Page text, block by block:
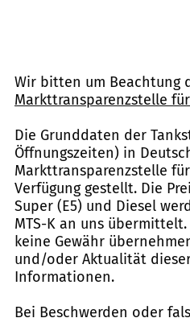
Wir bitten um Beachtung
Markttransparenzstelle
Die Grunddaten der
Öffnungszeiten) in
Markttransparenzstelle
Verfügung gestellt. Die
Super (E5) und Diesel
MTS-K an uns
keine Gewähr
und/oder Aktualität
Informationen.
Bei Beschwerden oder